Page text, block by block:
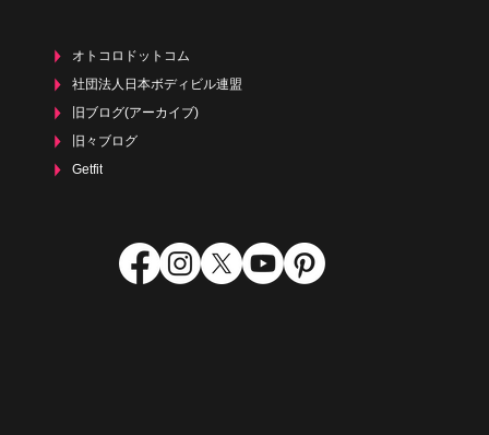
オトコロドットコム
Getfit
旧々ブログ
旧ブログ(アーカイブ)
社団法人日本ボディビル連盟